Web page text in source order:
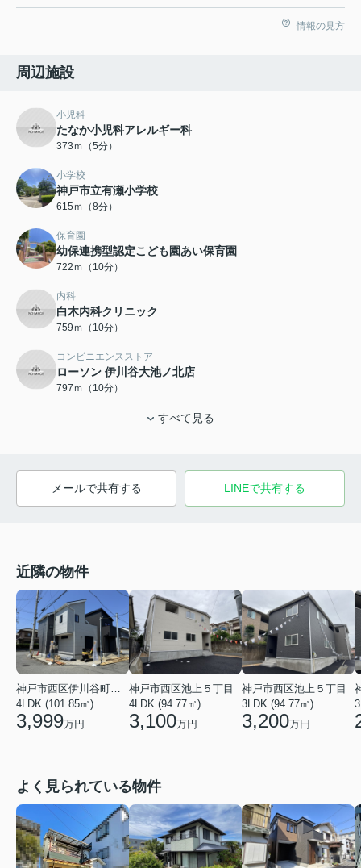
情報の見方
周辺施設
小児科
たなか小児科アレルギー科
373ｍ（5分）
小学校
神戸市立有瀬小学校
615ｍ（8分）
保育園
幼保連携型認定こども園あい保育園
722ｍ（10分）
内科
白木内科クリニック
759ｍ（10分）
コンビニエンスストア
ローソン 伊川谷大池ノ北店
797ｍ（10分）
すべて見る
メールで共有する LINEで共有する
近隣の物件
4LDK (101.85㎡)
3,999万円
神戸市西区池上５丁目
4LDK (94.77㎡)
3,100万円
神戸市西区池上５丁目
3LDK (94.77㎡)
3,200万円
よく見られている物件